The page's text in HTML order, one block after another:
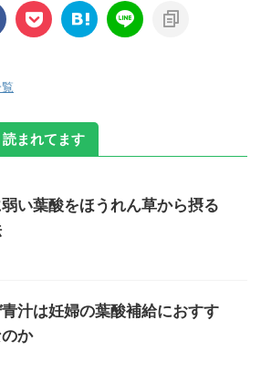
まれてます
い葉酸をほうれん草から摂る
汁は妊婦の葉酸補給におすす
か